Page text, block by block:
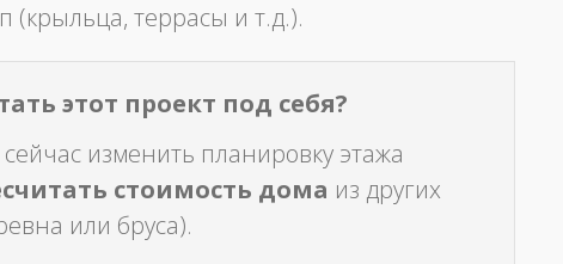
(крыльца, террасы и т.д.).
этот проект под себя?
изменить планировку этажа
стоимость дома из других
или бруса).